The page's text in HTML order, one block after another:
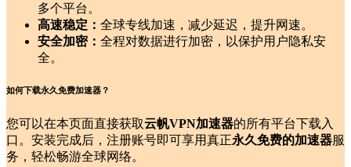
多个平台。
高速稳定： 全球专线加速，减少延迟，提升网速。
安全加密： 全程对数据进行加密，以保护用户隐私安
全。
如何下载永久免费加速器？
您可以在本页面直接获取云帆VPN加速器的所有平台下载入
口。安装完成后，注册账号即可享用真正永久免费的加速器服
务，轻松畅游全球网络。